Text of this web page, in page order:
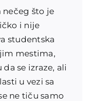
nečeg što je
i nije
studentska
mestima,
se izraze, ali
u vezi sa
ne tiču samo